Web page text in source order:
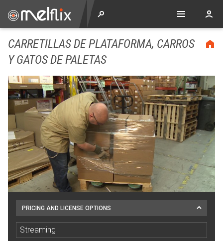
CARRETILLAS DE PLATAFORMA, CARROS
Y GATOS DE PALETAS
PRICING AND LICENSE OPTIONS
Streaming